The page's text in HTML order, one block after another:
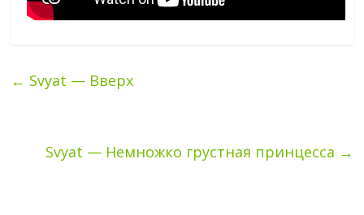
← Svyat — Вверх
Svyat — Немножко грустная принцесса →